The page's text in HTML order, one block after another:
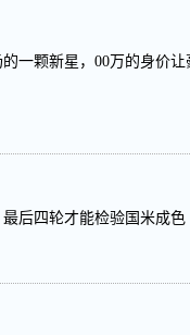
一颗新星，00万的身价
后四轮才能检验国米成色